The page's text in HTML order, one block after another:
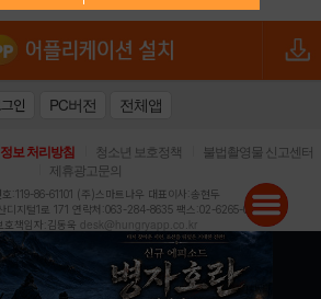
인 PC버전 전체앱
보 처리방침 청소년 보호정책 불법촬영물 신고센터
제휴광고문의
호:119-86-61101 (주)스마트나우 대표이사:송현두
디지털1로 171 연락처:063-284-8635 팩스:02-6265-0377
호책임자:김동욱
desk@hungryapp.co.kr
호:서울아02322 | 등록일자:2016년4월25일
인:(주)스마트나우 송현두 | 편집인:김동욱
작권법의 보호를 받으므로, 무단 전재, 복사, 배포 등을 금합니다.